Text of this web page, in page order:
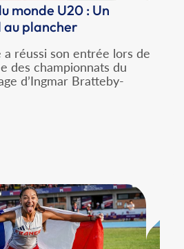
monde U20 : Un
plancher
a réussi son entrée lors de
des championnats du
d’Ingmar Bratteby-